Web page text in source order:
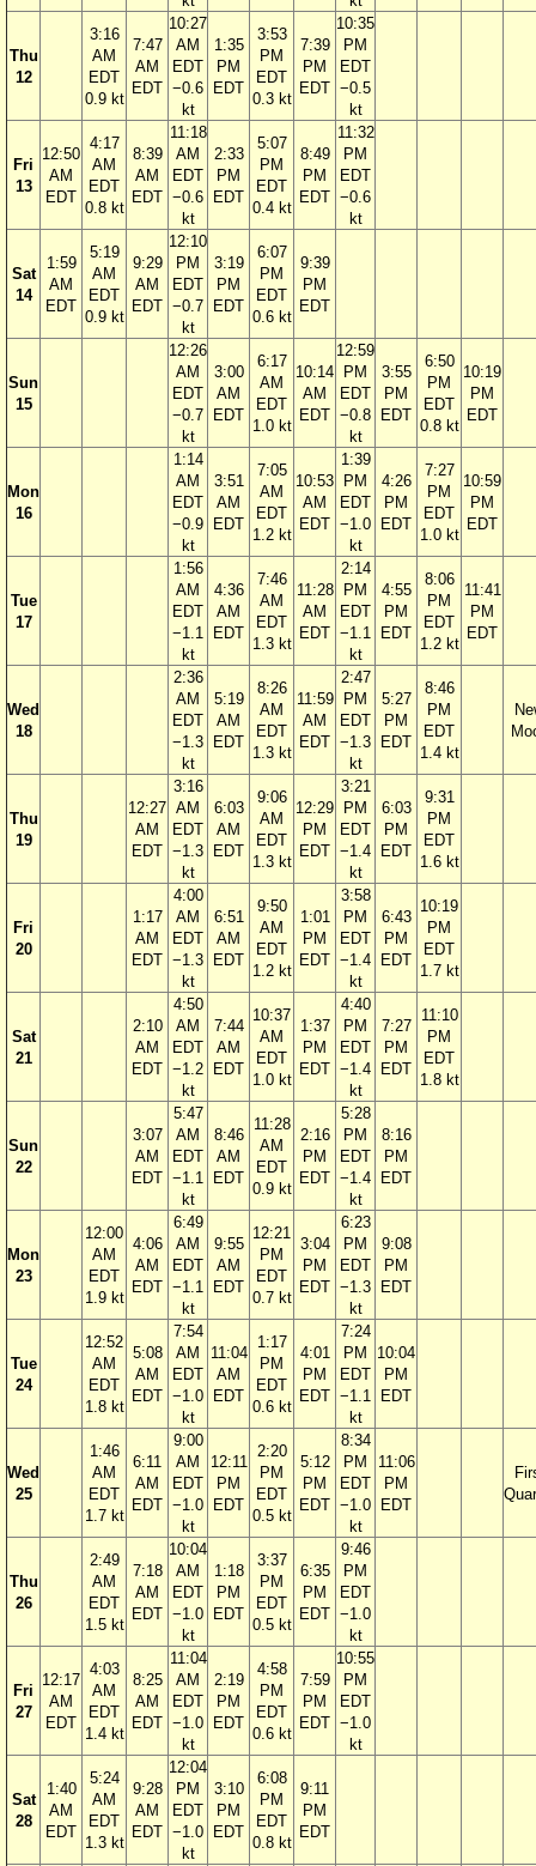
Thu
12
3:16
AM
EDT
0.9 kt
7:47
AM
EDT
10:27
AM
EDT
−0.6
kt
1:35
PM
EDT
3:53
PM
EDT
0.3 kt
7:39
PM
EDT
10:35
PM
EDT
−0.5
kt
Fri
13
12:50
AM
EDT
4:17
AM
EDT
0.8 kt
8:39
AM
EDT
11:18
AM
EDT
−0.6
kt
2:33
PM
EDT
5:07
PM
EDT
0.4 kt
8:49
PM
EDT
11:32
PM
EDT
−0.6
kt
Sat
14
1:59
AM
EDT
5:19
AM
EDT
0.9 kt
9:29
AM
EDT
12:10
PM
EDT
−0.7
kt
3:19
PM
EDT
6:07
PM
EDT
0.6 kt
9:39
PM
EDT
Sun
15
12:26
AM
EDT
−0.7
kt
3:00
AM
EDT
6:17
AM
EDT
1.0 kt
10:14
AM
EDT
12:59
PM
EDT
−0.8
kt
3:55
PM
EDT
6:50
PM
EDT
0.8 kt
10:19
PM
EDT
Mon
16
1:14
AM
EDT
−0.9
kt
3:51
AM
EDT
7:05
AM
EDT
1.2 kt
10:53
AM
EDT
1:39
PM
EDT
−1.0
kt
4:26
PM
EDT
7:27
PM
EDT
1.0 kt
10:59
PM
EDT
Tue
17
1:56
AM
EDT
−1.1
kt
4:36
AM
EDT
7:46
AM
EDT
1.3 kt
11:28
AM
EDT
2:14
PM
EDT
−1.1
kt
4:55
PM
EDT
8:06
PM
EDT
1.2 kt
11:41
PM
EDT
Wed
18
2:36
AM
EDT
−1.3
kt
5:19
AM
EDT
8:26
AM
EDT
1.3 kt
11:59
AM
EDT
2:47
PM
EDT
−1.3
kt
5:27
PM
EDT
8:46
PM
EDT
1.4 kt
Thu
19
12:27
AM
EDT
3:16
AM
EDT
−1.3
kt
6:03
AM
EDT
9:06
AM
EDT
1.3 kt
12:29
PM
EDT
3:21
PM
EDT
−1.4
kt
6:03
PM
EDT
9:31
PM
EDT
1.6 kt
Fri
20
1:17
AM
EDT
4:00
AM
EDT
−1.3
kt
6:51
AM
EDT
9:50
AM
EDT
1.2 kt
1:01
PM
EDT
3:58
PM
EDT
−1.4
kt
6:43
PM
EDT
10:19
PM
EDT
1.7 kt
Sat
21
2:10
AM
EDT
4:50
AM
EDT
−1.2
kt
7:44
AM
EDT
10:37
AM
EDT
1.0 kt
1:37
PM
EDT
4:40
PM
EDT
−1.4
kt
7:27
PM
EDT
11:10
PM
EDT
1.8 kt
Sun
22
3:07
AM
EDT
5:47
AM
EDT
−1.1
kt
8:46
AM
EDT
11:28
AM
EDT
0.9 kt
2:16
PM
EDT
5:28
PM
EDT
−1.4
kt
8:16
PM
EDT
Mon
23
12:00
AM
EDT
1.9 kt
4:06
AM
EDT
6:49
AM
EDT
−1.1
kt
9:55
AM
EDT
12:21
PM
EDT
0.7 kt
3:04
PM
EDT
6:23
PM
EDT
−1.3
kt
9:08
PM
EDT
Tue
24
12:52
AM
EDT
1.8 kt
5:08
AM
EDT
7:54
AM
EDT
−1.0
kt
11:04
AM
EDT
1:17
PM
EDT
0.6 kt
4:01
PM
EDT
7:24
PM
EDT
−1.1
kt
10:04
PM
EDT
Wed
25
1:46
AM
EDT
1.7 kt
6:11
AM
EDT
9:00
AM
EDT
−1.0
kt
12:11
PM
EDT
2:20
PM
EDT
0.5 kt
5:12
PM
EDT
8:34
PM
EDT
−1.0
kt
11:06
PM
EDT
Thu
26
2:49
AM
EDT
1.5 kt
7:18
AM
EDT
10:04
AM
EDT
−1.0
kt
1:18
PM
EDT
3:37
PM
EDT
0.5 kt
6:35
PM
EDT
9:46
PM
EDT
−1.0
kt
Fri
27
12:17
AM
EDT
4:03
AM
EDT
1.4 kt
8:25
AM
EDT
11:04
AM
EDT
−1.0
kt
2:19
PM
EDT
4:58
PM
EDT
0.6 kt
7:59
PM
EDT
10:55
PM
EDT
−1.0
kt
Sat
28
1:40
AM
EDT
5:24
AM
EDT
1.3 kt
9:28
AM
EDT
12:04
PM
EDT
−1.0
kt
3:10
PM
EDT
6:08
PM
EDT
0.8 kt
9:11
PM
EDT